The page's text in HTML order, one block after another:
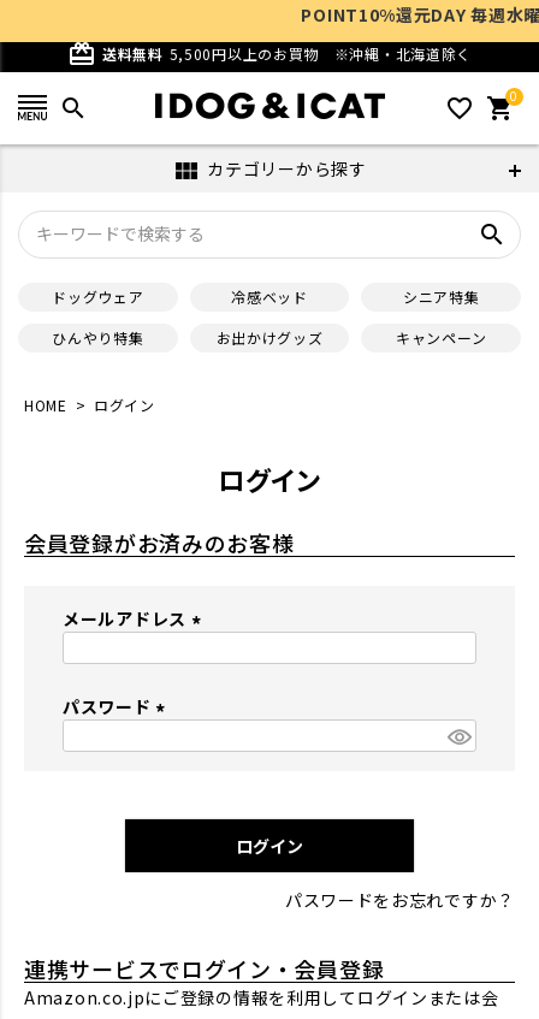
card_giftcard 送料無料 5,500円以上のお買物 ※沖縄・北海道除く
search favorite_outline 0
shopping_cart
POINT10%還元DAY 毎週水
view_module カテゴリーから探す
search
ドッグウェア 冷感ベッド
シニア特集
ひんやり特集
お出かけグッズ キャンペーン
HOME ログイン
ログイン
会員登録がお済みのお客様
メールアドレス
パスワード
)
ログイン
パスワードをお忘れですか？
連携サービスでログイン・会員登録
Amazon.co.jpにご登録の情報を利用してログインまたは会